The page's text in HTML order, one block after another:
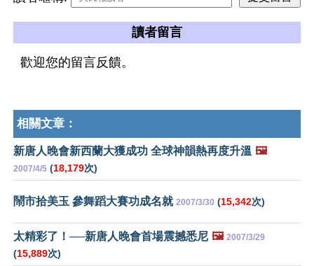
讀者留言
歡迎您的留言反饋。
相關文章：
新唐人晚會新西蘭大獲成功 全球神韻熱再度升溫 🖼️
2007/4/5 (18,179次)
鬧市拾美玉 參舞蹈大賽功成名就 2007/3/30 (15,342次)
太精彩了！──新唐人晚會首場震撼悉尼 🖼️ 2007/3/29
(15,889次)